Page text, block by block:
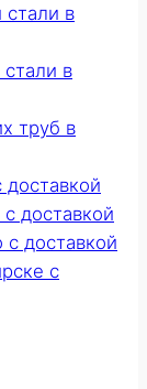
в
в
труб в
доставкой
доставкой
с